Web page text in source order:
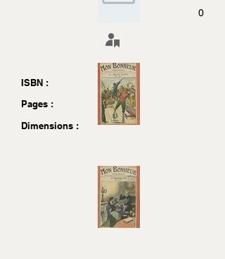
0
ISBN :
Pages :
Dimensions :